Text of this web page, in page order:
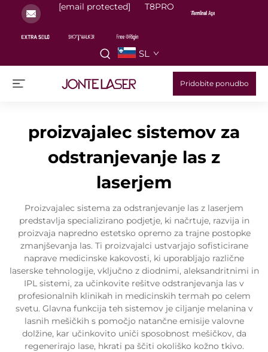
[email protected] T8PRO
SL
Pridobite ponudbo
proizvajalec sistemov za
odstranjevanje las z
laserjem
Proizvajalec sistema za odstranjevanje las z laserjem
predstavlja specializirano podjetje, ki načrtuje, razvija in
proizvaja napredno estetsko opremo za trajne postopke
zmanjševanja las. Ti proizvajalci ustvarjajo sofisticirane
naprave medicinske kakovosti, ki uporabljajo različne
laserske tehnologije, vključno z diodnimi, aleksandritnimi in
IPL sistemi, za učinkovite rešitve odstranjevanja las v
profesionalnih klinikah in medicinskih termah po celem
svetu. Glavna funkcija teh sistemov je ciljanje melanina v
lasnih mešičkih s pomočjo natančne emisije valovne
dolžine, kar učinkovito uniči sposobnost mešičkov, da
regenerirajo lase, hkrati pa ščiti okoliško kožno tkivo.